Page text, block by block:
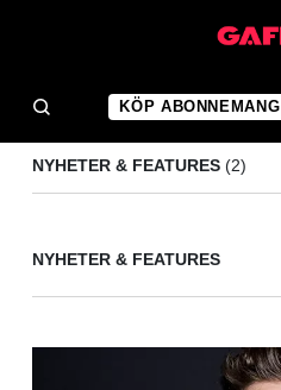
KÖP ABONNEMANG
NYHETER & FEATURES (2)
NYHETER & FEATURES